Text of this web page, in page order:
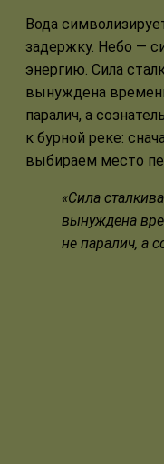
Вода
задержку. Небо —
энергию. Сила
вынуждена
паралич, а
к бурной реке:
выбираем место
«Сила
вынуждена
не паралич, а